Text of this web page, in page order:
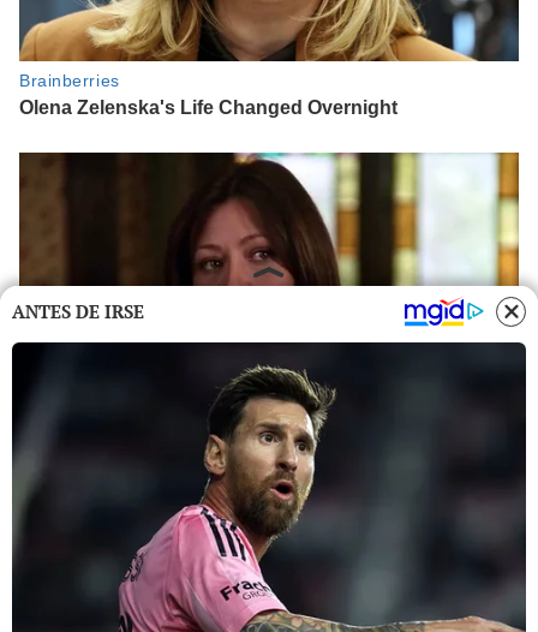
ANTES DE IRSE